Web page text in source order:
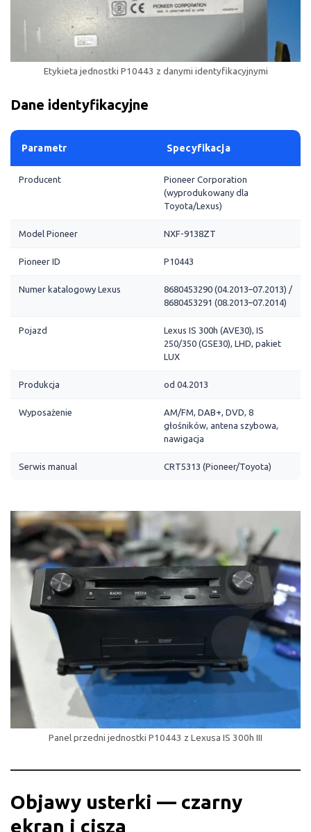
Etykieta jednostki P10443 z danymi identyfikacyjnymi
Dane identyfikacyjne
Parametr Specyfikacja
Producent
Pioneer Corporation
(wyprodukowany dla
Toyota/Lexus)
Model Pioneer NXF-9138ZT
Pioneer ID P10443
Numer katalogowy Lexus
8680453290 (04.2013–07.2013) /
8680453291 (08.2013–07.2014)
Pojazd
Lexus IS 300h (AVE30), IS
250/350 (GSE30), LHD, pakiet
LUX
Produkcja od 04.2013
Wyposażenie
AM/FM, DAB+, DVD, 8
głośników, antena szybowa,
nawigacja
Serwis manual CRT5313 (Pioneer/Toyota)
Panel przedni jednostki P10443 z Lexusa IS 300h III
Objawy usterki — czarny
ekran i cisza